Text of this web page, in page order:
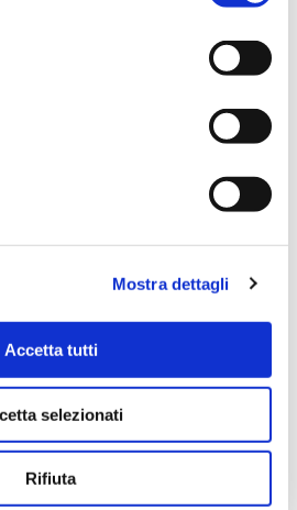
Mostra dettagli
Accetta tutti
selezionati
Rifiuta
dal Reventino